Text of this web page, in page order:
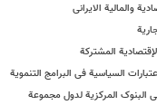
والمالیة الایرانی
المشترکة
السیاسیة فی البرامج التنمویة
البنوک المرکزیة لدول مجموعة